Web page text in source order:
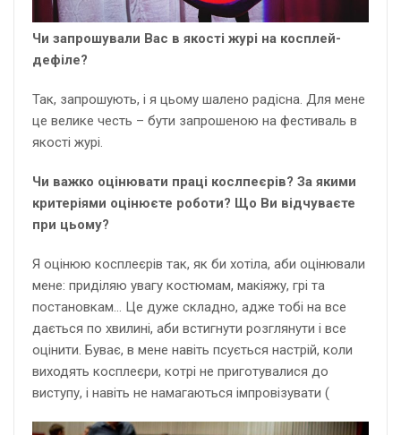
Чи запрошували Вас в якості журі на косплей-
дефіле?
Так, запрошують, і я цьому шалено радісна. Для мене
це велике честь – бути запрошеною на фестиваль в
якості журі.
Чи важко оцінювати праці кослпеєрів? За якими
критеріями оцінюєте роботи? Що Ви відчуваєте
при цьому?
Я оцінюю косплеєрів так, як би хотіла, аби оцінювали
мене: приділяю увагу костюмам, макіяжу, грі та
постановкам… Це дуже складно, адже тобі на все
дається по хвилині, аби встигнути розглянути і все
оцінити. Буває, в мене навіть псується настрій, коли
виходять косплеєри, котрі не приготувалися до
виступу, і навіть не намагаються імпровізувати (